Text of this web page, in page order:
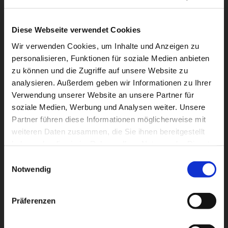
Diese Webseite verwendet Cookies
Wir verwenden Cookies, um Inhalte und Anzeigen zu
personalisieren, Funktionen für soziale Medien anbieten
zu können und die Zugriffe auf unsere Website zu
analysieren. Außerdem geben wir Informationen zu Ihrer
Verwendung unserer Website an unsere Partner für
soziale Medien, Werbung und Analysen weiter. Unsere
Partner führen diese Informationen möglicherweise mit
weiteren Daten zusammen, die Sie ihnen bereitgestellt
Notwendig
Präferenzen
Wallfahrtskapelle Kleinheiligkreuz